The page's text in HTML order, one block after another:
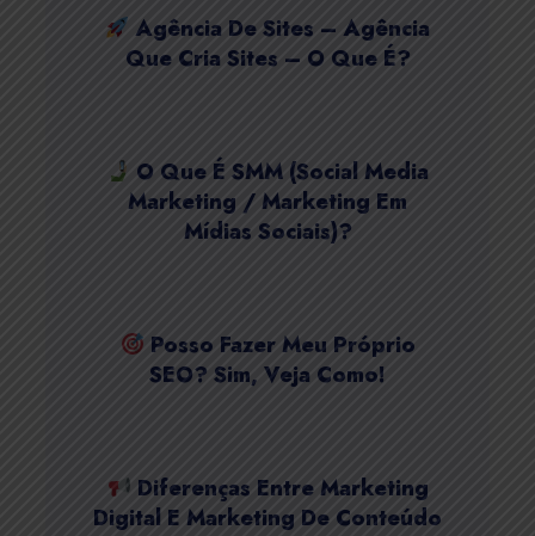
Agência De Sites – Agência
Que Cria Sites – O Que É?
O Que É SMM (Social Media
Marketing / Marketing Em
Mídias Sociais)?
Posso Fazer Meu Próprio
SEO? Sim, Veja Como!
Diferenças Entre Marketing
Digital E Marketing De Conteúdo